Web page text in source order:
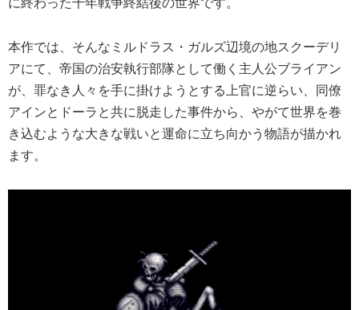
本作では、そんなミルドラス・ガルズ辺境の地スクーデリ
アにて、帝国の治安執行部隊として働く主人公ブライアン
が、罪なき人々を手に掛けようとする上官に逆らい、同僚
アインとドーラと共に脱走した事件から、やがて世界を巻
き込むような大きな戦いと運命に立ち向かう物語が描かれ
ます。